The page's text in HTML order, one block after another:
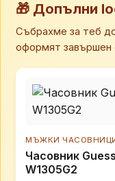
🎁 Допълни
Събрахме за теб
оформят завършен
МЪЖКИ
Часовник Guess
W1305G2